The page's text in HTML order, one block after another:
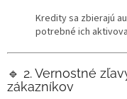
Kredity sa zbierajú
potrebné ich
🔹 2. Vernostné
zákazníkov